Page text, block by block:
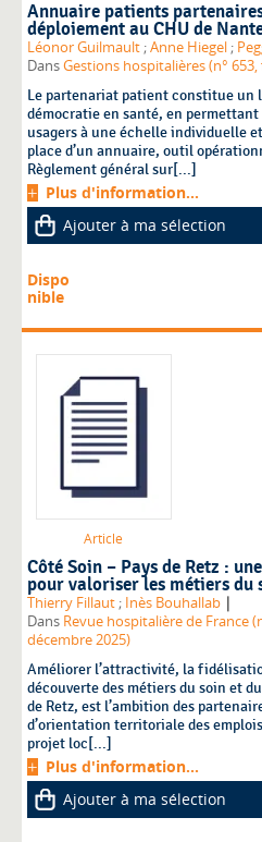
Annuaire patients
déploiement au CHU de
Léonor Guilmault ;Anne Hiegel ;
DansGestions hospitalières (n° 653,
Le partenariat patient constitue un
démocratie en santé, en permettant
usagers à une échelle individuelle
place d’un annuaire, outil
Règlement général sur[...]
Plus d'information...
Ajouter à ma sélection
Dispo
nible
Article
Côté Soin – Pays de Retz :
pour valoriser les métiers du
Thierry Fillaut ; Inès Bouhallab |
Dans Revue hospitalière de France
décembre 2025)
Améliorer l’attractivité, la
découverte des métiers du soin et
de Retz, est l’ambition des
d’orientation territoriale des
projet loc[...]
Plus d'information...
Ajouter à ma sélection